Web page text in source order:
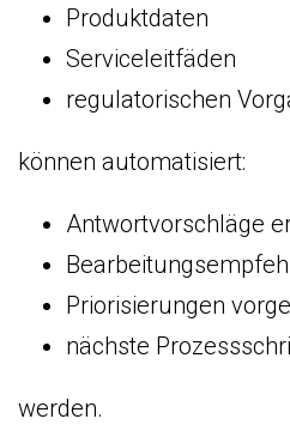
Produktdaten
Serviceleitfäden
regulatorischen
können automatisiert:
Antwortvorschläge
Priorisierungen
nächste
werden.